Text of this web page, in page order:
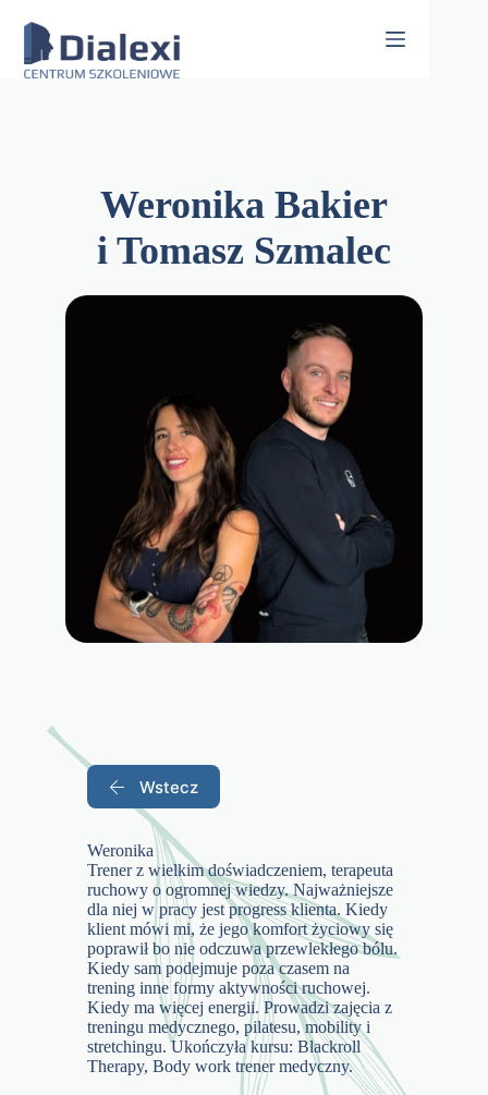
content
Weronika Bakier
i Tomasz Szmalec
Wstecz
Weronika
Trener z wielkim doświadczeniem, terapeuta
ruchowy o ogromnej wiedzy. Najważniejsze
dla niej w pracy jest progress klienta. Kiedy
klient mówi mi, że jego komfort życiowy się
poprawił bo nie odczuwa przewlekłego bólu.
Kiedy sam podejmuje poza czasem na
trening inne formy aktywności ruchowej.
Kiedy ma więcej energii. Prowadzi zajęcia z
treningu medycznego, pilatesu, mobility i
stretchingu. Ukończyła kursu: Blackroll
Therapy, Body work trener medyczny.